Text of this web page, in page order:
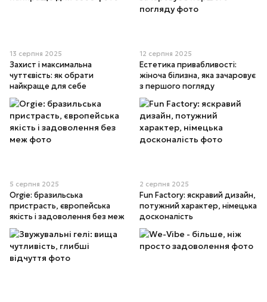
13 серпня 2025
Захист і максимальна
чуттєвість: як обрати
найкраще для себе
12 серпня 2025
Естетика привабливості:
жіноча білизна, яка зачаровує
з першого погляду
5 серпня 2025
Orgie: бразильська
пристрасть, європейська
якість і задоволення без меж
2 серпня 2025
Fun Factory: яскравий дизайн,
потужний характер, німецька
досконалість